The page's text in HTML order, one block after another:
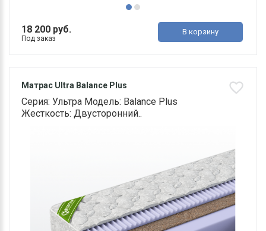
18 200 руб.
Под заказ
В корзину
Матрас Ultra Balance Plus
Серия: Ультра Модель: Balance Plus
Жесткость: Двусторонний..